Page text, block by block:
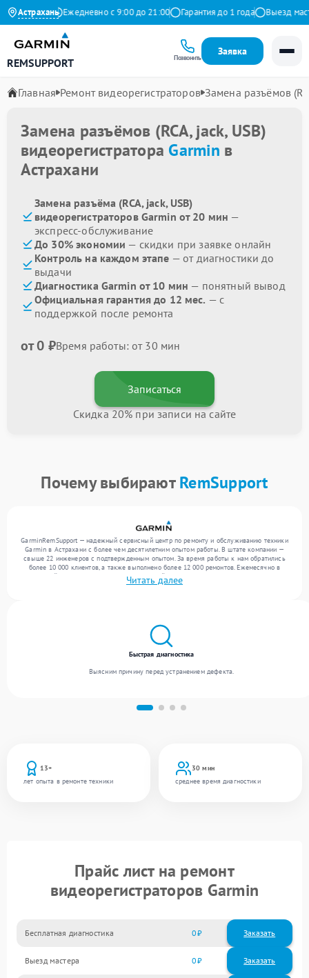
Астрахань
Яндекс Ежедневно с 9:00 до 21:00 Гарантия до 1 года Выезд
REMSUPPORT Позвонить
Заявка
Главная Ремонт видеорегистраторов Замена разъёмов
Замена разъёмов (RCA, jack, USB)
видеорегистратора Garmin в
Астрахани
Замена разъёма (RCA, jack, USB)
видеорегистраторов Garmin от 20 мин —
экспресс-обслуживание
До 30% экономии — скидки при заявке онлайн
Контроль на каждом этапе — от диагностики до
выдачи
Диагностика Garmin от 10 мин — понятный вывод
Официальная гарантия до 12 мес. — с
поддержкой после ремонта
от 0 ₽Время работы: от 30 мин
Записаться
Скидка 20% при записи на сайте
Почему выбираютRemSupport
GarminRemSupport — надежный сервисный центр по ремонту и обслуживанию техники
Garmin в Астрахани с более чем десятилетним опытом работы. В штате компании —
свыше 22 инженеров с подтвержденным опытом. За время работы к нам обратились
более 10 000 клиентов, а также выполнено более 12 000 ремонтов. Ежемесячно в
сервисный центр поступает более 300 устройств, включая , , . Мы выполняем ремонт
различного уровня сложности и гарантируем высокое качество обслуживания
Читать далее
13+
лет опыта в ремонте техники
30 мин
среднее время диагностики
Быстрая диагностика
Выясним причину перед устранением дефекта.
Прайс лист на ремонт
видеорегистраторов Garmin
Бесплатная диагностика 0 Заказать
Выезд мастера 0 Заказать